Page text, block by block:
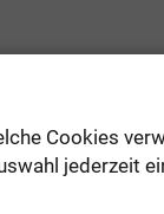
Cookies
jederzeit
Kittel)